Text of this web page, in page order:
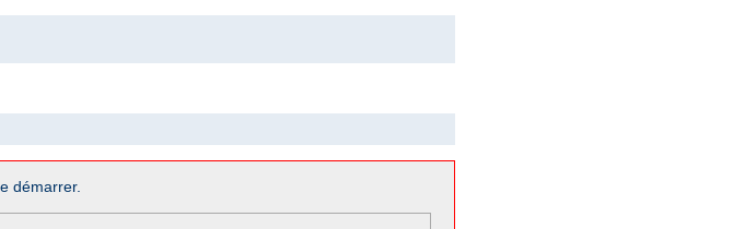
démarrer.